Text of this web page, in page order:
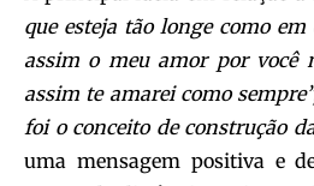
que esteja tão longe como
assim o meu amor por você
assim te amarei como
foi o conceito de construção
uma mensagem positiva e